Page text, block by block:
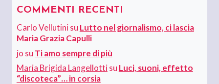
COMMENTI RECENTI
Carlo Vellutinisu Lutto nel giornalismo, ci lascia
Maria Grazia Capulli
jo su Ti amo sempre di più
Maria Brigida Langellottisu Luci, suoni, effetto
“discoteca”… in corsia